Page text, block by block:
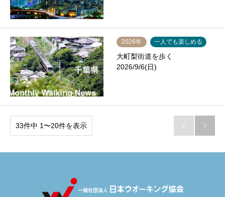
2026年 一人でも楽しめる
大町梨街道を歩く
2026/9/6(日)
33件中 1〜20件を表示  